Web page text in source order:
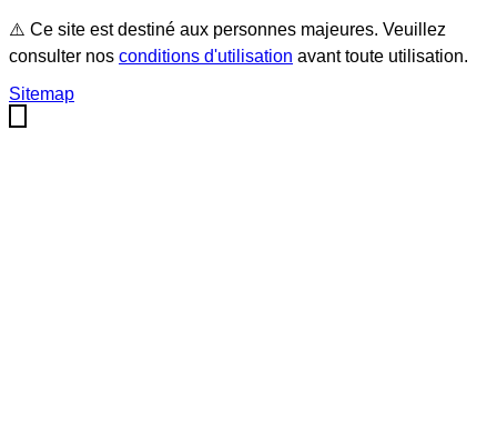
⚠️ Ce site est destiné aux personnes majeures. Veuillez
consulter nos conditions d'utilisation avant toute utilisation.
Sitemap